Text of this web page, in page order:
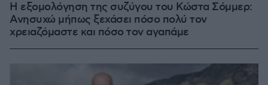
Η εξομολόγηση της συζύγου του Κώστα Σόμμερ:
Ανησυχώ μήπως ξεχάσει πόσο πολύ τον
χρειαζόμαστε και πόσο τον αγαπάμε